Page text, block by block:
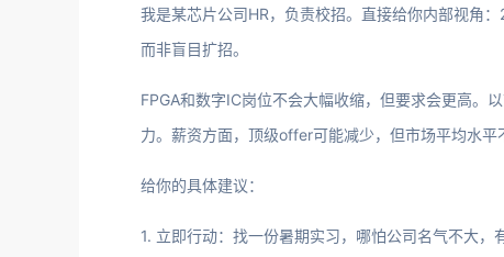
我是某芯片公司HR，负责校招。直接给你内部视角
而非盲目扩招。
FPGA和数字IC岗位不会大幅收缩，但要求会更高。
力。薪资方面，顶级offer可能减少，但市场平均水平
给你的具体建议：
1. 立即行动：找一份暑期实习，哪怕公司名气不大，